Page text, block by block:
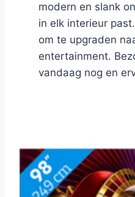
modern en slank
in elk interieur
om te upgraden
entertainment.
vandaag nog en